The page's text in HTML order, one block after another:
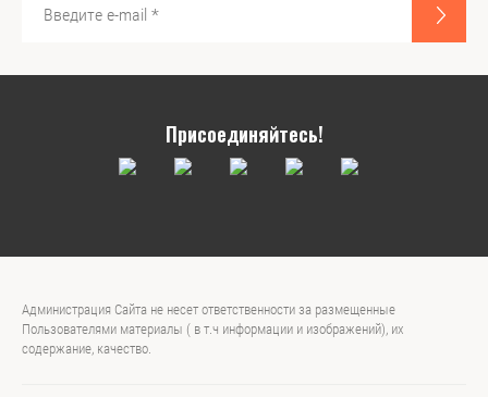
Присоединяйтесь!
Администрация Сайта не несет ответственности за размещенные
Пользователями материалы ( в т.ч информации и изображений), их
содержание, качество.